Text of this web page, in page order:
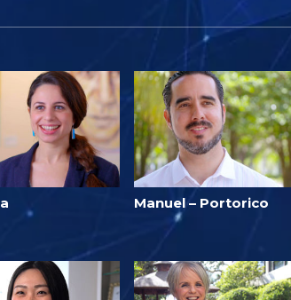
Manuel – Portorico